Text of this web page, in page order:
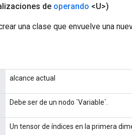
de operando <U>)
una clase que envuelve una
alcance actual
Debe ser de un nodo `Variable`.
Un tensor de índices en la primera